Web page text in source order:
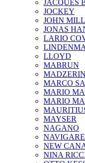
JAСQUES
JOCKEY
JOHN
JONAS
LARIO
LLOYD
MABRUN
MARCO
MARIO
MARIO
MAYSER
NAGANO
NAVIGARE
NEW
NINA